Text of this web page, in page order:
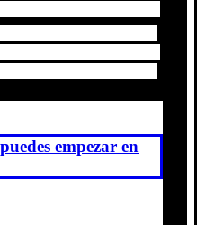
empezar en